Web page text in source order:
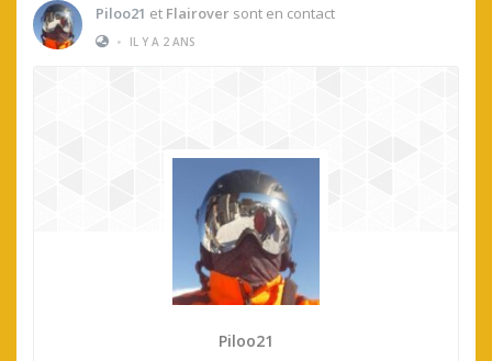
Piloo21 et Flairover sont en contact
•
IL Y A 2 ANS
Piloo21